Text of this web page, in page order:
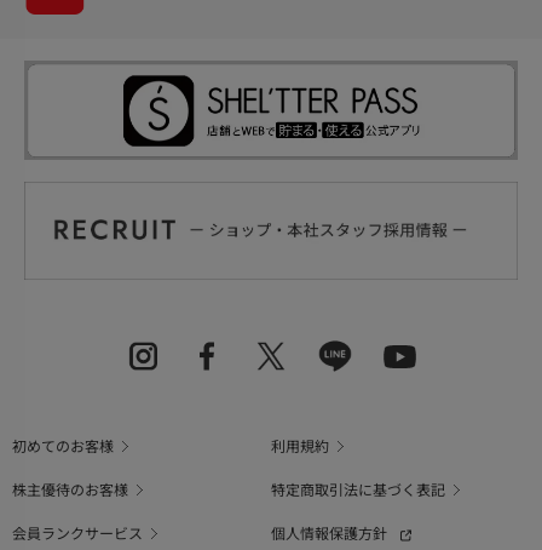
初めてのお客様
利用規約
株主優待のお客様
特定商取引法に基づく表記
会員ランクサービス
個人情報保護方針